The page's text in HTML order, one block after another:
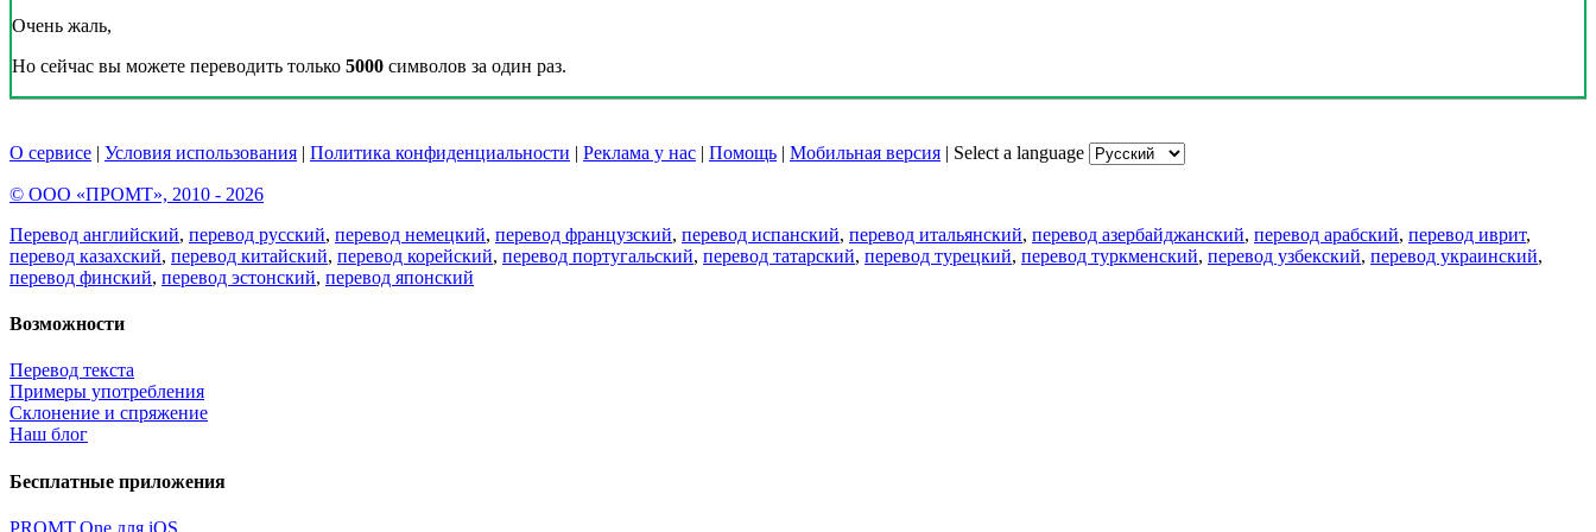
Очень жаль,
Но сейчас вы можете переводить только 5000 символов за один раз.
О сервисе | Условия использования | Политика конфиденциальности | Реклама у нас | Помощь | Мобильная версия | Select a language
© ООО «ПРОМТ», 2010 - 2026
Перевод английский, перевод русский, перевод немецкий, перевод французский, перевод испанский, перевод итальянский, перевод азербайджанский, перевод арабский, перевод иврит,
перевод казахский, перевод китайский, перевод корейский, перевод португальский, перевод татарский, перевод турецкий, перевод туркменский, перевод узбекский, перевод украинский,
перевод финский, перевод эстонский, перевод японский
Возможности
Перевод текста
Примеры употребления
Склонение и спряжение
Наш блог
Бесплатные приложения
PROMT.One для iOS